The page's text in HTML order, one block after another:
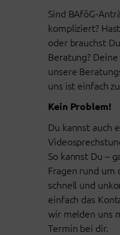
Sind BAföG-
kompliziert?
oder brauchst
Beratung?
unsere
uns ist einfach
Kein Problem!
Du kannst auch
So kannst Du –
Fragen rund um
schnell und
einfach das
wir melden uns
Termin bei dir.